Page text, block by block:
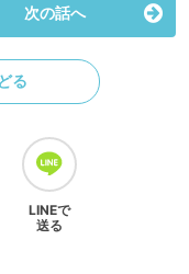
次の話へ
る
LINEで
送る